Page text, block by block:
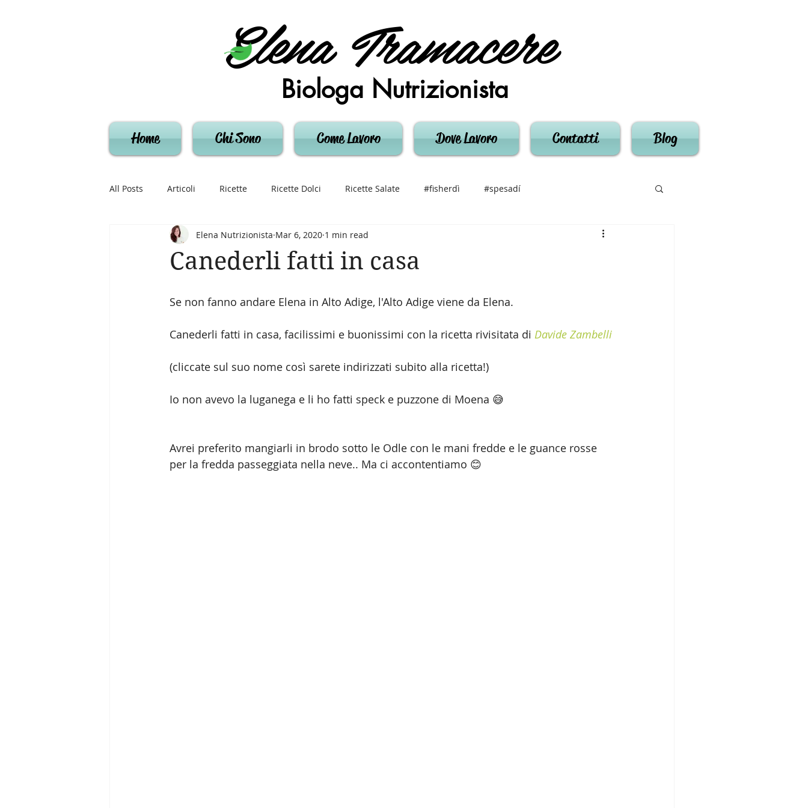
Elena Tramacere
Biologa Nutrizionista
Home Chi Sono Come Lavoro Dove Lavoro Contatti Blog
All Posts Articoli Ricette Ricette Dolci Ricette Salate #fisherdì #spesadí
Canederli fatti in casa
Elena Nutrizionista Mar 6, 2020 1 min read
Se non fanno andare Elena in Alto Adige, l'Alto Adige viene da Elena.
Canederli fatti in casa, facilissimi e buonissimi con la ricetta rivisitata di Davide Zambelli
(cliccate sul suo nome così sarete indirizzati subito alla ricetta!)
Io non avevo la luganega e li ho fatti speck e puzzone di Moena 😅
Avrei preferito mangiarli in brodo sotto le Odle con le mani fredde e le guance rosse
per la fredda passeggiata nella neve.. Ma ci accontentiamo 😊